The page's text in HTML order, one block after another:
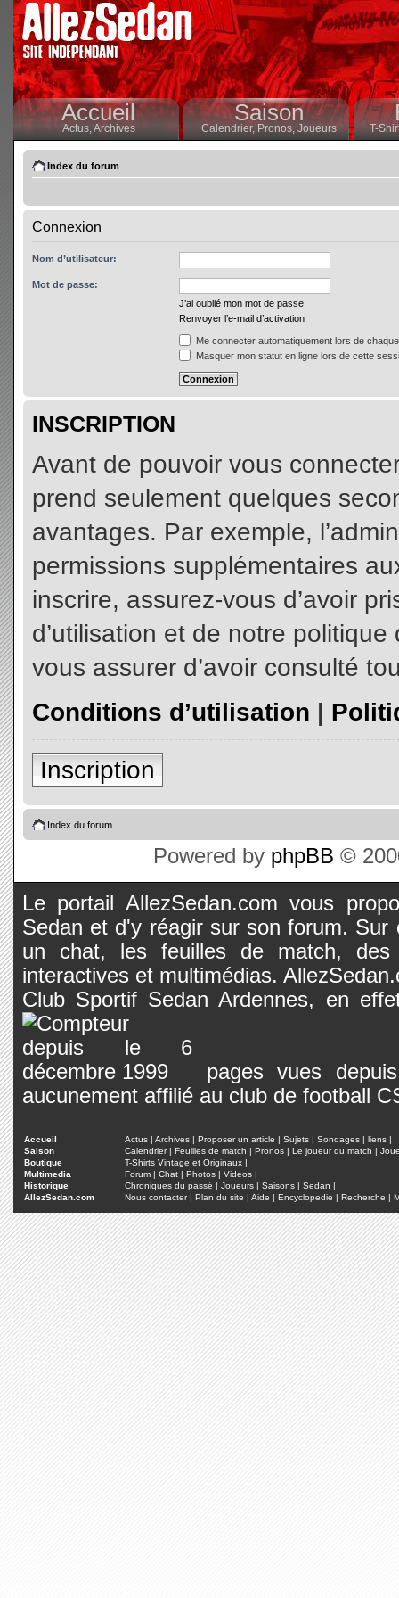
Accueil
Actus,Archives
Saison
Calendrier,Pronos, Joueurs T-
Index du forum
Connexion
Nom d’utilisateur:
Mot de passe:
J’ai oublié mon mot de passe
Renvoyer l’e-mail d’activation
Me connecter automatiquement lors de
Masquer mon statut en ligne lors de cette
INSCRIPTION
Avant de pouvoir vous
prend seulement quelques
avantages. Par exemple,
permissions supplémentaires
inscrire, assurez-vous d’avoir
d’utilisation et de notre
vous assurer d’avoir consulté
Conditions d’utilisation |
Inscription
Index du forum
Powered by phpBB ©
Le portail AllezSedan.com vous
Sedan et d'y réagir sur son forum.
un chat, les feuilles de match, des
interactives et multimédias.
Club Sportif Sedan Ardennes, en
pages vues
aucunement affilié au club de football
Accueil Actus | Archives | Proposer un article | Sujets | Sondages | liens |
Saison
Calendrier| Feuilles de match | Pronos | Le joueur du match |
Boutique
T-Shirts Vintage et Originaux |
Multimedia
Forum | Chat | Photos | Videos |
Historique
Chroniques du passé | Joueurs | Saisons | Sedan |
AllezSedan.com
Nous contacter| Plan du site | Aide | Encyclopedie | Recherche |